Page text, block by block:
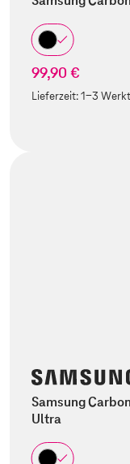
99,90 €
Lieferzeit:1-3
Samsung
Ultra